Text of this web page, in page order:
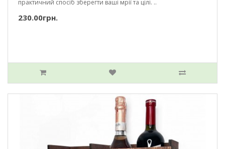
практичний спосіб зберегти ваші мрії та цілі. ..
230.00грн.